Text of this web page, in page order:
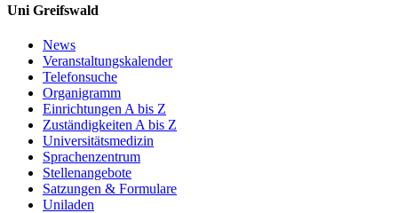
Uni Greifswald
News
Veranstaltungskalender
Telefonsuche
Organigramm
Einrichtungen A bis Z
Zuständigkeiten A bis Z
Universitätsmedizin
Sprachenzentrum
Stellenangebote
Satzungen & Formulare
Uniladen